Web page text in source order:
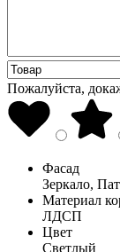
Пожалуйста,
Фасад
Зеркало,
Материал
ЛДСП
Цвет
Светлый